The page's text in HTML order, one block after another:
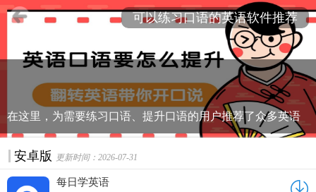
在这里，为需要练习口语、提升口语的用户推荐了众多英语
方面的app，软件中提供了很多配音课程、场景模拟等，能够
帮助用户实现快速掌握口语、语法、阅读、听力等，进行入
户可以掌握一口标准英语。有这方面需求的用户千万不要错
可以练习口语的英语软件推荐
安卓版 更新时间：2026-07-31
每日学英语